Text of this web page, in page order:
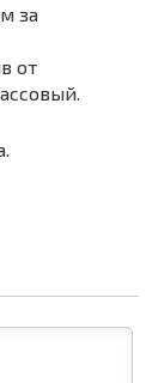
за
от